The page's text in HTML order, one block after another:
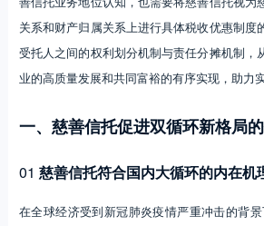
关系和财产归属关系上进行具体税收优惠制度
受托人之间的权利划分机制与责任分摊机制，
业的高质量发展和共同富裕的有序实现，助力
一、慈善信托促进双循环新格局
01 慈善信托符合国内大循环的内在机
在全球经济受到新冠肺炎疫情严重冲击的背